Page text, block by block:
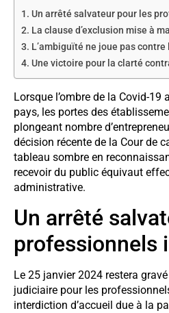
Un arrêté salvateur pour les
La clause d’exclusion mise à mal
L’ambiguïté ne joue pas contre
Une victoire pour la clarté
Lorsque l’ombre de la Covid-19
pays, les portes des
plongeant nombre
décision récente de la Cour de
tableau sombre en
recevoir du public équivaut
administrative.
Un arrêté
professionnels
Le 25 janvier 2024 restera
judiciaire pour les
interdiction d’accueil due à la